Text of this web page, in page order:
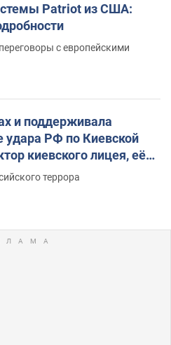
Patriot из США:
с европейскими
и поддерживала
удара РФ по Киевской
киевского лицея, её
террора